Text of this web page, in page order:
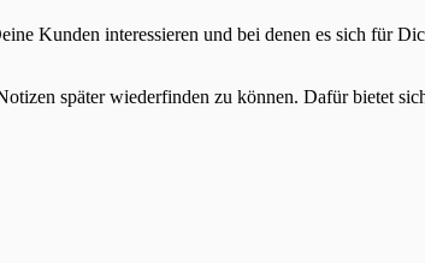
Kunden interessieren und bei denen es sich für
später wiederfinden zu können. Dafür bietet